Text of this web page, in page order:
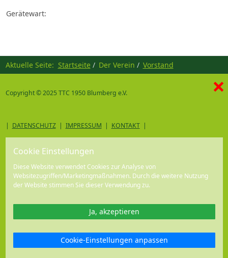
Gerätewart:
Aktuelle Seite: Startseite Der Verein Vorstand
Copyright © 2025 TTC 1950 Blumberg e.V.
| DATENSCHUTZ| IMPRESSUM | KONTAKT|
×
Cookie Einstellungen
Diese Website verwendet Cookies zur Analyse von
Websitezugriffen/Marketingmaßnahmen. Durch die weitere Nutzung
der Website stimmen Sie dieser Verwendung zu.
Ja, akzeptieren
Cookie-Einstellungen anpassen